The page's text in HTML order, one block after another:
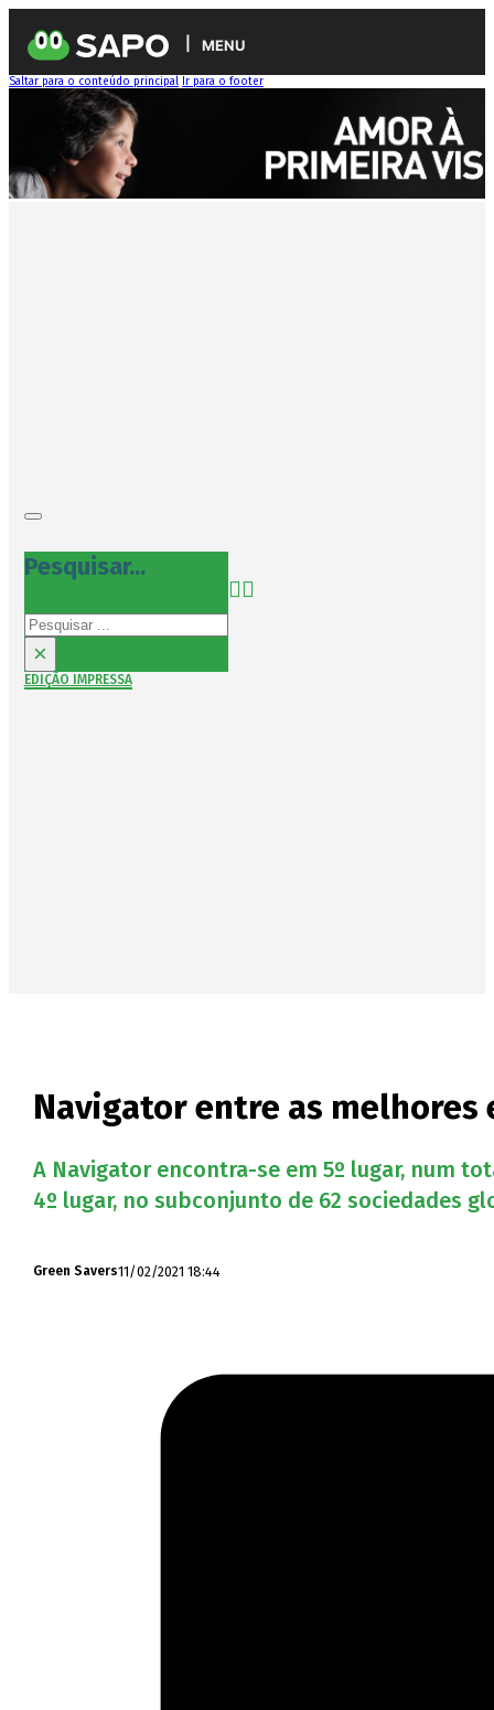
MENU
Saltar para o conteúdo principal Ir para o footer
Pesquisar...
Pesquisar
×
EDIÇÃO IMPRESSA
Navigator entre as
A Navigator encontra-se em 5º lugar, num
4º lugar, no subconjunto de 62 sociedades
Green Savers11/02/2021 18:44